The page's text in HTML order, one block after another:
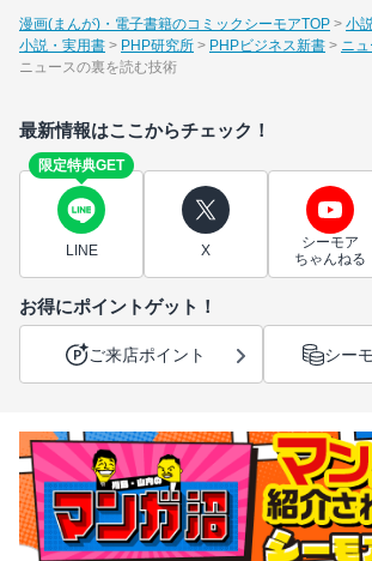
漫画(まんが)・電子書籍のコミックシーモアTOP
小
小説・実用書
PHP研究所 PHPビジネス新書
ニ
ニュースの裏を読む技術
最新情報はここからチェック！
限定特典GET
LINE X
シーモア
ちゃんねる
お得にポイントゲット！
ご来店ポイント シー